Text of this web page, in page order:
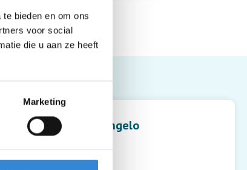
bieden en om ons
voor social
die u aan ze heeft
Marketing
De Waarbeek, Hengelo
Twekkelerweg 327